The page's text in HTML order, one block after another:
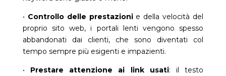
• Controllo delle prestazionie della velocità del
proprio sito web, i portali lenti vengono spesso
abbandonati dai clienti, che sono diventati col
tempo sempre più esigenti e impazienti.
• Prestare attenzione ai link usati: il testo